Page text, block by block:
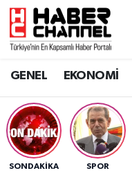
GENEL EKONOMİ
SONDAKIKA SPOR
GENEL
SPOR
SAĞLIK
Nöbetçi
Trafik Durumu
Süper Lig